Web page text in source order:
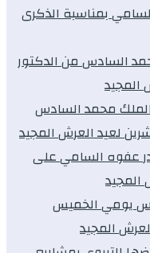
بمناسبة الذكرى
السادس من الدكتور
المجيد
الملك محمد السادس
لعيد العرش المجيد
عفوه السامي على
يومي الخميس
المجيد